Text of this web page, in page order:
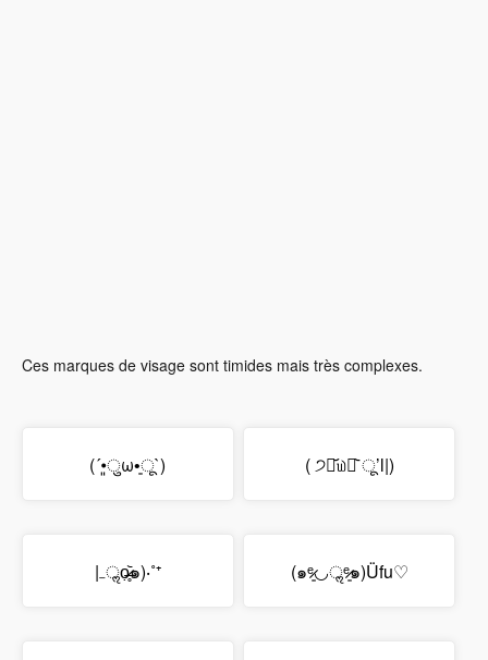
Ces marques de visage sont timides mais très complexes.
(´•͈ुω•͈ू`) ( ੭⌯᷄௰⌯᷅ ू’l|)
|₋ॢọ̶̶̷̥᷅๑)‧˚⁺ (๑ᵉ̷͈◡ॢᵉ̷͈๑)Üfu♡